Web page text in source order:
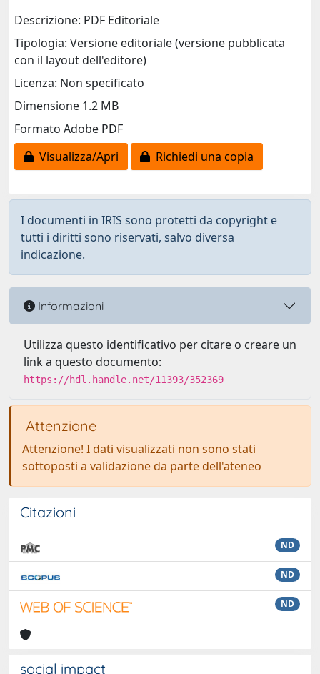
Descrizione: PDF Editoriale
Tipologia: Versione editoriale (versione pubblicata
con il layout dell'editore)
Licenza: Non specificato
Dimensione 1.2 MB
Formato Adobe PDF
Visualizza/Apri
Richiedi una copia
I documenti in IRIS sono protetti da copyright e
tutti i diritti sono riservati, salvo diversa
indicazione.
Informazioni
Utilizza questo identificativo per citare o creare un
link a questo documento:
https://hdl.handle.net/11393/352369
Attenzione
Attenzione! I dati visualizzati non sono stati
sottoposti a validazione da parte dell'ateneo
Citazioni
ND
ND
ND
social impact